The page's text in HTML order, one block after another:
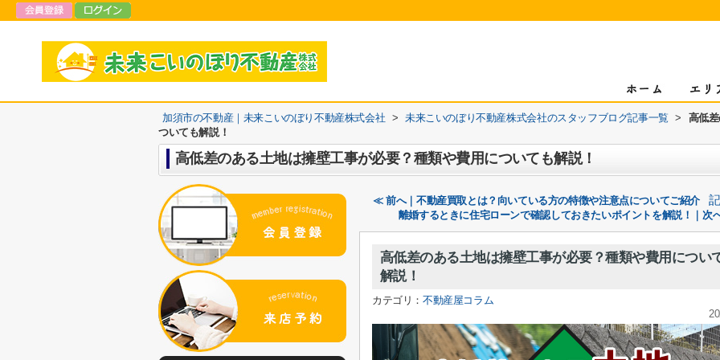
加須市の不動産｜未来こいのぼり不動産株式会社 > 未来こいのぼり不動産株式会社のスタッフブログ記事一覧 >
高低
ついても解説！
高低差のある土地は擁壁工事が必要？種類や費用についても解説！
≪ 前へ｜不動産買取とは？向いている方の特徴や注意点についてご紹介
離婚するときに住宅ローンで確認しておきたいポイントを解説！｜次
高低差のある土地は擁壁工事が必要？種類や費用につい
解説！
カテゴリ：不動産屋コラム